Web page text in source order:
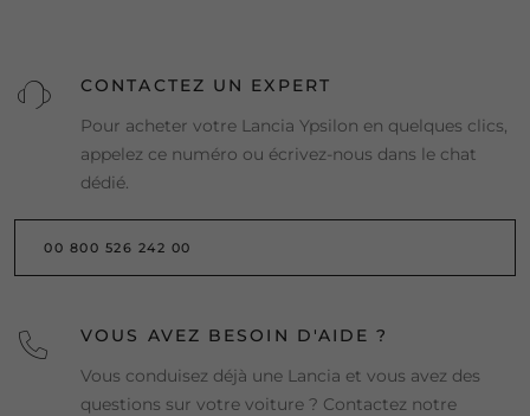
CONTACTEZ UN EXPERT
Pour acheter votre Lancia Ypsilon en quelques clics,
appelez ce numéro ou écrivez-nous dans le chat
dédié.
00 800 526 242 00
VOUS AVEZ BESOIN D'AIDE ?
Vous conduisez déjà une Lancia et vous avez des
questions sur votre voiture ? Contactez notre